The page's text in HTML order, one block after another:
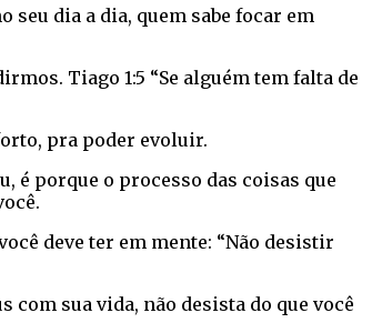
dia a dia, quem sabe focar em
Tiago 1:5 “Se alguém tem falta de
pra poder evoluir.
é porque o processo das coisas que
deve ter em mente: “Não desistir
com sua vida, não desista do que você